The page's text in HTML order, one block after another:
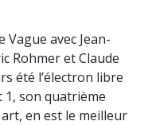
avec Jean-
Rohmer et Claude
été l’électron libre
1, son quatrième
en est le meilleur